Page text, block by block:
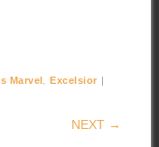
Marvel,Excelsior |
NEXT →